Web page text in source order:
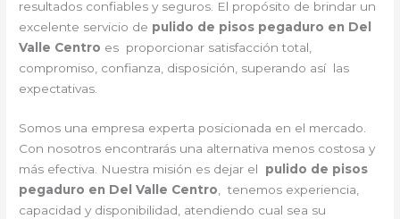
resultados confiables y seguros. El propósito de brindar un
excelente servicio de pulido de pisos pegaduro en Del
Valle Centro es proporcionar satisfacción total,
compromiso, confianza, disposición, superando así las
expectativas.
Somos una empresa experta posicionada en el mercado.
Con nosotros encontrarás una alternativa menos costosa y
más efectiva. Nuestra misión es dejar el pulido de pisos
pegaduro en Del Valle Centro, tenemos experiencia,
capacidad y disponibilidad, atendiendo cual sea su